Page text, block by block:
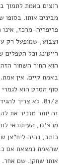
רוצים באמת
מבינים אותו. בסופו
פריפריה-מרכז,
וצבוע, שמופעל רק
רייטינג וכל
הוא החור השחור
באמת קיים. אין
סוף הסרט הוא
81/2. לא צריך
זה יותר מזכיר את
מרצ'לו, העיתונאי
שהאמת נמצאת אם
אותו שחקן. שם אחר.